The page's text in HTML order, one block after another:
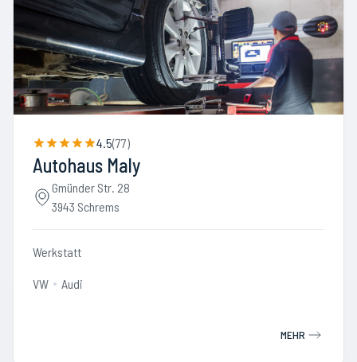
4.5(77)
Autohaus Maly
Gmünder Str. 28
3943 Schrems
Werkstatt
VW Audi
MEHR